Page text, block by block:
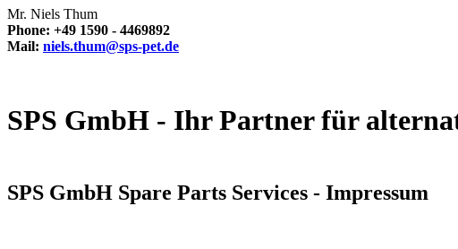
Mr. Niels Thum
Phone: +49 1590 - 4469892
Mail: niels.thum@sps-pet.de
SPS GmbH - Ihr Partner für
SPS GmbH Spare Parts Services - Impressum